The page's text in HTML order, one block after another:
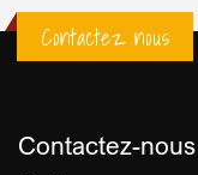
Contactez nous
Contactez-nous